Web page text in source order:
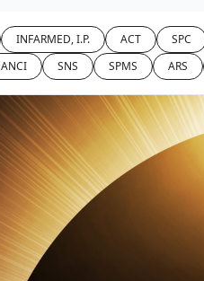
INFARMED, I.P. ACT SPC
ANCI SNS SPMS ARS